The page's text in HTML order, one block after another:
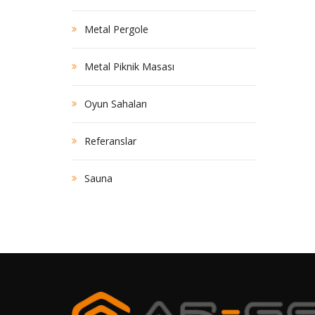
Metal Pergole
Metal Piknik Masası
Oyun Sahaları
Referanslar
Sauna